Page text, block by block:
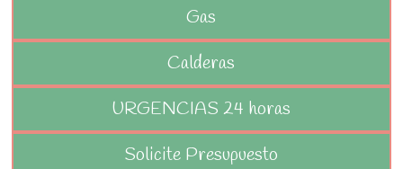
Gas
Calderas
URGENCIAS 24 horas
Solicite Presupuesto